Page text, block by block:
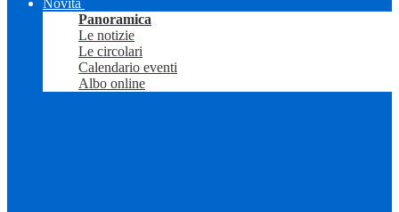
Novità
Panoramica
Le notizie
Le circolari
Calendario eventi
Albo online